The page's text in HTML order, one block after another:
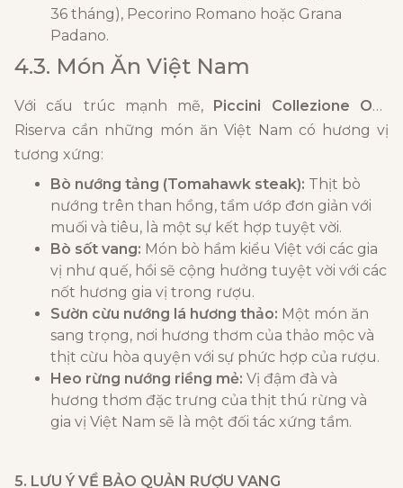
36 tháng), Pecorino Romano hoặc Grana
Padano.
4.3. Món Ăn Việt Nam
Với cấu trúc mạnh mẽ, Piccini Collezione Oro
Riserva cần những món ăn Việt Nam có hương vị
tương xứng:
Bò nướng tảng (Tomahawk steak): Thịt bò
nướng trên than hồng, tẩm ướp đơn giản với
muối và tiêu, là một sự kết hợp tuyệt vời.
Bò sốt vang: Món bò hầm kiểu Việt với các gia
vị như quế, hồi sẽ cộng hưởng tuyệt vời với các
nốt hương gia vị trong rượu.
Sườn cừu nướng lá hương thảo: Một món ăn
sang trọng, nơi hương thơm của thảo mộc và
thịt cừu hòa quyện với sự phức hợp của rượu.
Heo rừng nướng riềng mẻ: Vị đậm đà và
hương thơm đặc trưng của thịt thú rừng và
gia vị Việt Nam sẽ là một đối tác xứng tầm.
5. LƯU Ý VỀ BẢO QUẢN RƯỢU VANG